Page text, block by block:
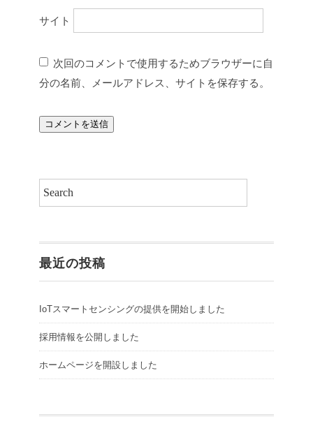
サイト
次回のコメントで使用するためブラウザーに自
分の名前、メールアドレス、サイトを保存する。
最近の投稿
IoTスマートセンシングの提供を開始しました
採用情報を公開しました
ホームページを開設しました